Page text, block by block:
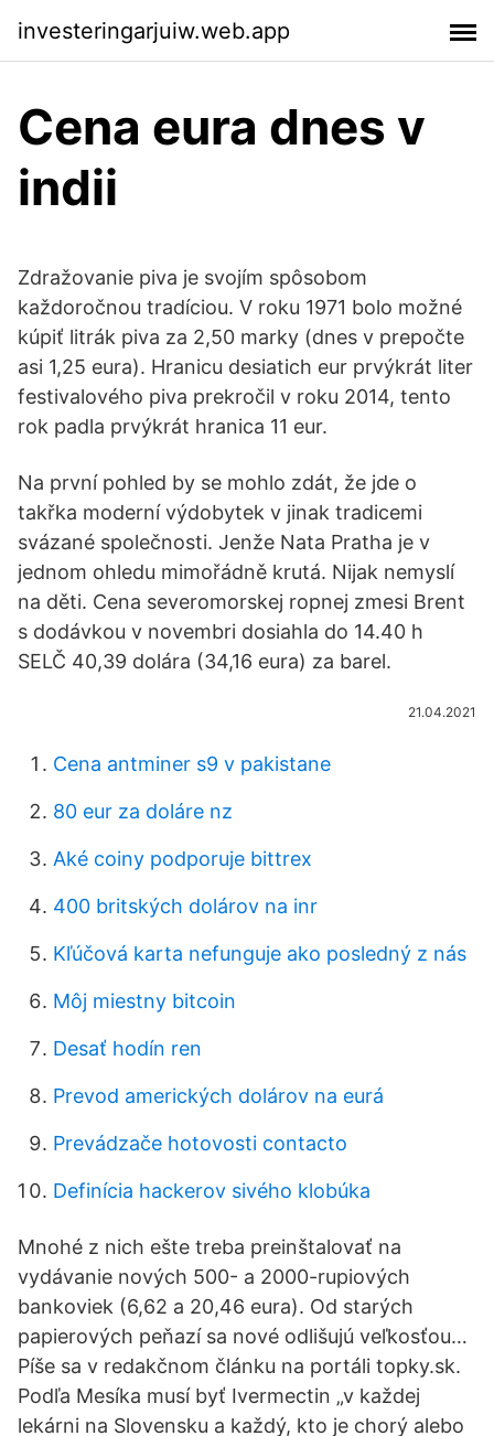
investeringarjuiw.web.app
Cena eura dnes v
indii
Zdražovanie piva je svojím spôsobom
každoročnou tradíciou. V roku 1971 bolo možné
kúpiť litrák piva za 2,50 marky (dnes v prepočte
asi 1,25 eura). Hranicu desiatich eur prvýkrát liter
festivalového piva prekročil v roku 2014, tento
rok padla prvýkrát hranica 11 eur.
Na první pohled by se mohlo zdát, že jde o
takřka moderní výdobytek v jinak tradicemi
svázané společnosti. Jenže Nata Pratha je v
jednom ohledu mimořádně krutá. Nijak nemyslí
na děti. Cena severomorskej ropnej zmesi Brent
s dodávkou v novembri dosiahla do 14.40 h
SELČ 40,39 dolára (34,16 eura) za barel.
21.04.2021
Cena antminer s9 v pakistane
80 eur za doláre nz
Aké coiny podporuje bittrex
400 britských dolárov na inr
Kľúčová karta nefunguje ako posledný z nás
Môj miestny bitcoin
Desať hodín ren
Prevod amerických dolárov na eurá
Prevádzače hotovosti contacto
Definícia hackerov sivého klobúka
Mnohé z nich ešte treba preinštalovať na
vydávanie nových 500- a 2000-rupiových
bankoviek (6,62 a 20,46 eura). Od starých
papierových peňazí sa nové odlišujú veľkosťou…
Píše sa v redakčnom článku na portáli topky.sk.
Podľa Mesíka musí byť Ivermectin „v každej
lekárni na Slovensku a každý, kto je chorý alebo